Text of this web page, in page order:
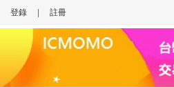
登錄 註冊